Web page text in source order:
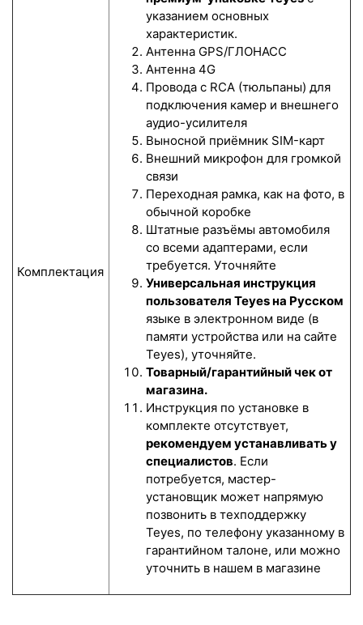
Комплектация
указанием основных
характеристик.
Антенна GPS/ГЛОНАСС
Антенна 4G
Провода с RCA (тюльпаны) для
подключения камер и внешнего
аудио-усилителя
Выносной приёмник SIM-карт
Внешний микрофон для громкой
связи
Переходная рамка, как на фото, в
обычной коробке
Штатные разъёмы автомобиля
со всеми адаптерами, если
требуется. Уточняйте
Универсальная инструкция
пользователя Teyes на Русском
языке в электронном виде (в
памяти устройства или на сайте
Teyes), уточняйте.
Товарный/гарантийный чек от
магазина.
Инструкция по установке в
комплекте отсутствует,
рекомендуем устанавливать у
специалистов. Если
потребуется, мастер-
установщик может напрямую
позвонить в техподдержку
Teyes, по телефону указанному в
гарантийном талоне, или можно
уточнить в нашем в магазине